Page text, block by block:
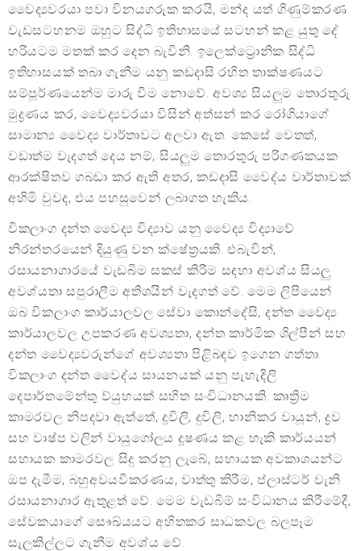
වෛද්‍යවරයා පවා විනයගරුක කරයි, මන්ද යත් ගිණුම්කරණ
වැඩසටහනම ඔහුට සිද්ධි ඉතිහාසයේ සටහන් කළ යුතු දේ
හරියටම මතක් කර දෙන බැවිනි. ඉලෙක්ට්‍රොනික සිද්ධි
ඉතිහාසයක් තබා ගැනීම යනු කඩදාසි රහිත තාක්ෂණයට
සම්පූර්ණයෙන්ම මාරු වීම නොවේ. අවශ්‍ය සියලුම තොරතුරු
මුද්‍රණය කර, වෛද්‍යවරයා විසින් අත්සන් කර රෝගියාගේ
සාමාන්‍ය වෛද්‍ය වාර්තාවට අලවා ඇත. කෙසේ වෙතත්,
වඩාත්ම වැදගත් දෙය නම්, සියලුම තොරතුරු පරිගණකයක
ආරක්ෂිතව ගබඩා කර ඇති අතර, කඩදාසි වෛද්ය වාර්තාවක්
අහිමි වුවද, එය පහසුවෙන් ලබාගත හැකිය.
විකලාංග දන්ත වෛද්‍ය විද්‍යාව යනු වෛද්‍ය විද්‍යාවේ
නිරන්තරයෙන් දියුණු වන ක්ෂේත්‍රයකි. එබැවින්,
රසායනාගාරයේ වැඩබිම සකස් කිරීම සඳහා අවශ්ය සියලු
අවශ්යතා සපුරාලීම අතිශයින් වැදගත් වේ. මෙම ලිපියෙන්
ඔබ විකලාංග කාර්යාලවල සේවා කොන්දේසි, දන්ත වෛද්‍ය
කාර්යාලවල උපකරණ අවශ්‍යතා, දන්ත කාර්මික ශිල්පීන් සහ
දන්ත වෛද්‍යවරුන්ගේ අවශ්‍යතා පිළිබඳව ඉගෙන ගත්තා.
විකලාංග දන්ත වෛද්ය සායනයක් යනු පැහැදිලි
දෙපාර්තමේන්තු ව්යුහයක් සහිත සංවිධානයකි. කෘත්‍රිම
කාමරවල නිපදවා ඇත්තේ, දූවිලි, දුවිලි, හානිකර වායූන්, ද්‍රව
සහ වාෂ්ප වලින් වායුගෝලය දූෂණය කළ හැකි කාර්යයන්
සහායක කාමරවල සිදු කරනු ලැබේ, සහායක අවකාශයන්ට
ඔප දැමීම, බහුඅවයවීකරණය, වාත්තු කිරීම, ප්ලාස්ටර් වැනි
රසායනාගාර ඇතුළත් වේ. මෙම වැඩබිම් සංවිධානය කිරීමේදී,
සේවකයාගේ සෞඛ්යයට අහිතකර සාධකවල බලපෑම
සැලකිල්ලට ගැනීම අවශ්ය වේ.